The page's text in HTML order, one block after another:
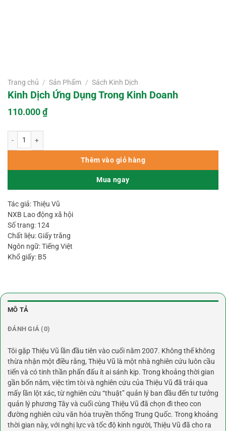
Trang chủ / Sản Phẩm / Sách Kinh Dịch
Kinh Dịch Ứng Dụng Trong Kinh Doanh
110.000₫
Thêm vào giỏ hàng
Mua ngay
Tác giả: Thiệu Vũ
NXB Lao động xã hội
Số trang: 124
Chất liệu: Giấy trắng
Ngôn ngữ: Tiếng Việt
Khổ giấy: B5
MÔ TẢ
ĐÁNH GIÁ (0)
Tôi gặp Thiệu Vũ lần đầu tiên vào cuối năm 2007. Không thể không
thừa nhận một điều rằng, Thiệu Vũ là một nhà nghiên cứu luôn cầu
tiến và có tinh thần phấn đấu ít ai sánh kịp. Trong khoảng thời gian
gần bốn năm, việc tìm tòi và nghiên cứu của Thiệu Vũ đã trải qua
mấy lần lột xác, từ nghiên cứu “thuật” quản lý ban đầu đến tư tưởng
quản lý phương Tây và cuối cùng Thiệu Vũ đã chọn đi theo con
đường nghiên cứu văn hóa truyền thống Trung Quốc. Trong khoảng
thời gian này, với nghị lực và tốc độ kinh người, Thiệu Vũ đã cho ra